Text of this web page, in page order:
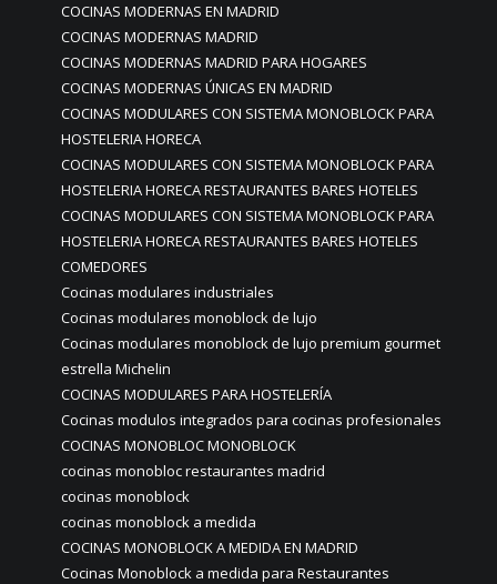
COCINAS MODERNAS EN MADRID
COCINAS MODERNAS MADRID
COCINAS MODERNAS MADRID PARA HOGARES
COCINAS MODERNAS ÚNICAS EN MADRID
COCINAS MODULARES CON SISTEMA MONOBLOCK PARA
HOSTELERIA HORECA
COCINAS MODULARES CON SISTEMA MONOBLOCK PARA
HOSTELERIA HORECA RESTAURANTES BARES HOTELES
COCINAS MODULARES CON SISTEMA MONOBLOCK PARA
HOSTELERIA HORECA RESTAURANTES BARES HOTELES
COMEDORES
Cocinas modulares industriales
Cocinas modulares monoblock de lujo
Cocinas modulares monoblock de lujo premium gourmet
estrella Michelin
COCINAS MODULARES PARA HOSTELERÍA
Cocinas modulos integrados para cocinas profesionales
COCINAS MONOBLOC MONOBLOCK
cocinas monobloc restaurantes madrid
cocinas monoblock
cocinas monoblock a medida
COCINAS MONOBLOCK A MEDIDA EN MADRID
Cocinas Monoblock a medida para Restaurantes